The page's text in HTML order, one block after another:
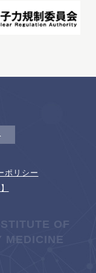
ポリシー
OF
MEDICINE